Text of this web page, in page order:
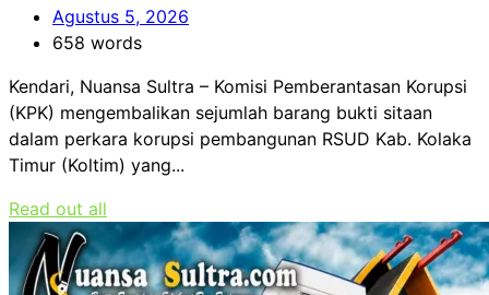
Agustus 5, 2026
658 words
Kendari, Nuansa Sultra – Komisi Pemberantasan Korupsi
(KPK) mengembalikan sejumlah barang bukti sitaan
dalam perkara korupsi pembangunan RSUD Kab. Kolaka
Timur (Koltim) yang...
Read out all